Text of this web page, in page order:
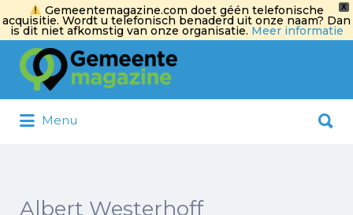
X
Gemeentemagazine.com doet géén telefonische
acquisitie. Wordt u telefonisch benaderd uit onze naam? Dan
is dit niet afkomstig van onze organisatie. Meer informatie
Zoek
naar:
Menu
naar:
Albert Westerhoff